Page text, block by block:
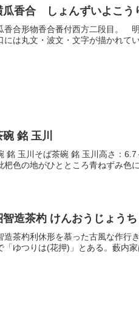
瓜香合 しょんずいよこう
香合形物香合番付西方二段目。
には丸文・波文・文字が描かれて
銘 玉川
銘 玉川そば茶碗 銘 玉川高さ：
杷色の地がひとところ青ねずみ色
智造茶杓 けんおうじょう
造茶杓利休形を慕った古風な作行
「ゆつりは(花押)」とある。藪内